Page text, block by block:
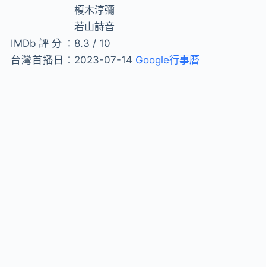
榎木淳彌
若山詩音
IMDb評分： 8.3 / 10
台灣首播日： 2023-07-14 Google行事曆